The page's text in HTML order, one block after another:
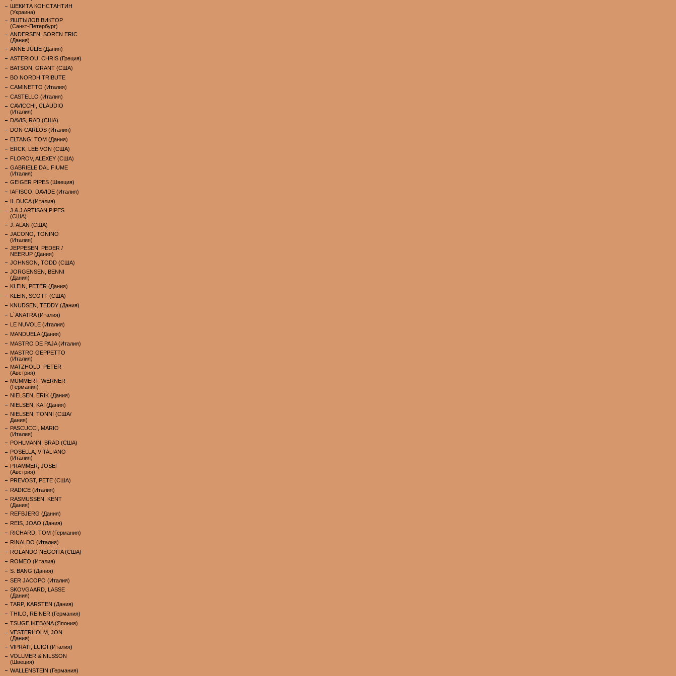
ШЕКИТА КОНСТАНТИН
(Украина)
ЯШТЫЛОВ ВИКТОР
(Санкт-Петербург)
ANDERSEN, SOREN ERIC
(Дания)
ANNE JULIE (Дания)
ASTERIOU, CHRIS (Греция)
BATSON, GRANT (США)
BO NORDH TRIBUTE
CAMINETTO (Италия)
CASTELLO (Италия)
CAVICCHI, CLAUDIO
(Италия)
DAVIS, RAD (США)
DON CARLOS (Италия)
ELTANG, TOM (Дания)
ERCK, LEE VON (США)
FLOROV, ALEXEY (США)
GABRIELE DAL FIUME
(Италия)
GEIGER PIPES (Швеция)
IAFISCO, DAVIDE (Италия)
IL DUCA (Италия)
J & J ARTISAN PIPES
(США)
J. ALAN (США)
JACONO, TONINO
(Италия)
JEPPESEN, PEDER /
NEERUP (Дания)
JOHNSON, TODD (США)
JORGENSEN, BENNI
(Дания)
KLEIN, PETER (Дания)
KLEIN, SCOTT (США)
KNUDSEN, TEDDY (Дания)
L`ANATRA (Италия)
LE NUVOLE (Италия)
MANDUELA (Дания)
MASTRO DE PAJA (Италия)
MASTRO GEPPETTO
(Италия)
MATZHOLD, PETER
(Австрия)
MUMMERT, WERNER
(Германия)
NIELSEN, ERIK (Дания)
NIELSEN, KAI (Дания)
NIELSEN, TONNI (США/
Дания)
PASCUCCI, MARIO
(Италия)
POHLMANN, BRAD (США)
POSELLA, VITALIANO
(Италия)
PRAMMER, JOSEF
(Австрия)
PREVOST, PETE (США)
RADICE (Италия)
RASMUSSEN, KENT
(Дания)
REFBJERG (Дания)
REIS, JOAO (Дания)
RICHARD, TOM (Германия)
RINALDO (Италия)
ROLANDO NEGOITA (США)
ROMEO (Италия)
S. BANG (Дания)
SER JACOPO (Италия)
SKOVGAARD, LASSE
(Дания)
TARP, KARSTEN (Дания)
THILO, REINER (Германия)
TSUGE IKEBANA (Япония)
VESTERHOLM, JON
(Дания)
VIPRATI, LUIGI (Италия)
VOLLMER & NILSSON
(Швеция)
WALLENSTEIN (Германия)